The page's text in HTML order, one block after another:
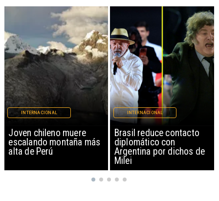
Brasil reduce contacto
diplomático con
Argentina por dichos de
INTERNACIONAL
China restringe
exportación de drones a
EEUU y sanciona
empresas
INTERNACIONAL